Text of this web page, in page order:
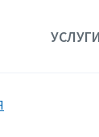
УСЛУГИ